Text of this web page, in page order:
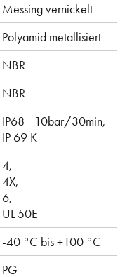
Messing vernickelt
Polyamid metallisiert
NBR
NBR
IP68 - 10bar/30min,
IP 69 K
4,
4X,
6,
UL 50E
-40 °C bis +100 °C
PG